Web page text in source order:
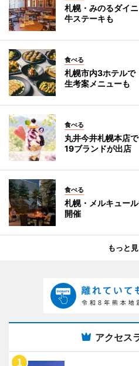
札幌・みのるダイ
牛ステーキも
食べる
札幌市内3ホテル
生考案メニューも
食べる
丸井今井札幌本店
19ブランドが出店
食べる
札幌・メルキュー
開催
もっと
アクセス